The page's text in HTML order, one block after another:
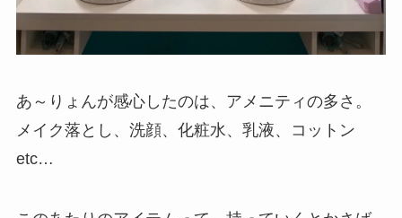
あ～りょんが感心したのは、アメニティの多さ。
メイク落とし、洗顔、化粧水、乳液、コットン
etc…